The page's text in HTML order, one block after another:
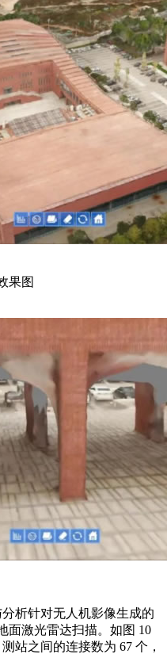
果图
析针对无人机影像生成的
面激光雷达扫描。如图 10
站之间的连接数为 67 个，